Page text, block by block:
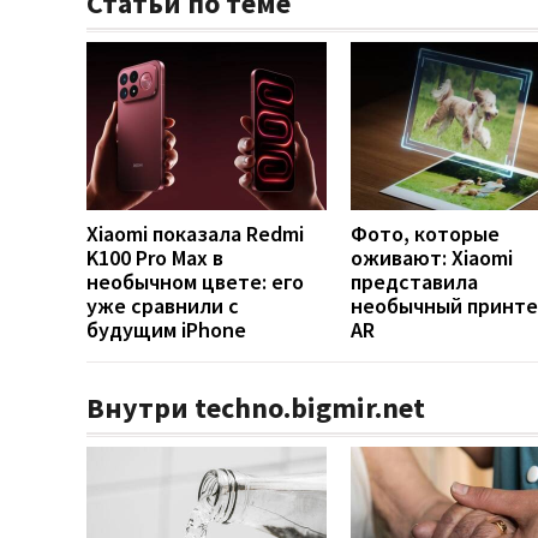
Xiaomi показала Redmi
K100 Pro Max в
необычном цвете: его
уже сравнили с
будущим iPhone
Фото, которые
оживают: Xiaomi
представила
необычный
AR
Внутри techno.bigmir.net